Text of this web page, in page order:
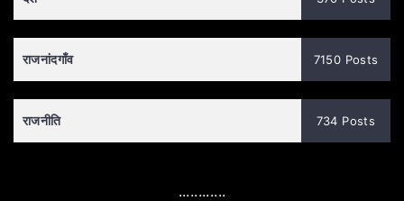
राजनांदगाँव 7150 Posts
राजनीति 734 Posts
............